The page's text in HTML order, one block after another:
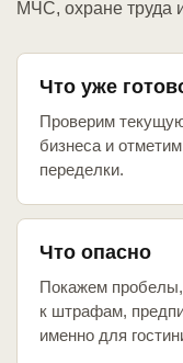
МЧС, охране труда
Что уже
Проверим
бизнеса и
переделки.
Что опасно
Покажем пробелы,
к штрафам,
именно для